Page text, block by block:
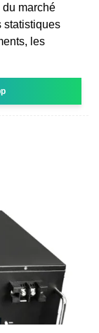
marché
statistiques
les